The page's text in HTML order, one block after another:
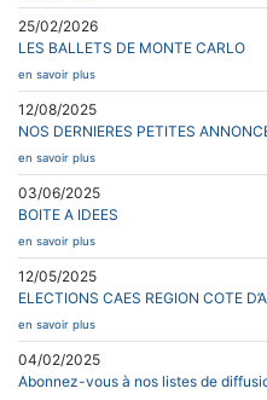
25/02/2026
LES BALLETS DE MONTE CARLO
en savoir plus
12/08/2025
NOS DERNIERES PETITES
en savoir plus
03/06/2025
BOITE A IDEES
en savoir plus
12/05/2025
ELECTIONS CAES REGION COTE
en savoir plus
04/02/2025
Abonnez-vous à nos listes de